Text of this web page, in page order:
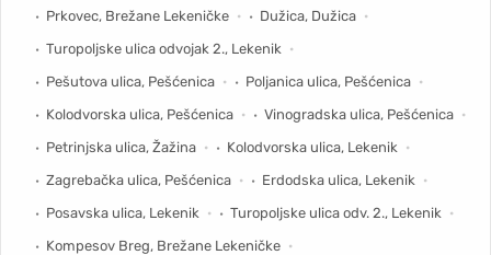
Prkovec, Brežane Lekeničke
Dužica, Dužica
Turopoljske ulica odvojak 2., Lekenik
Pešutova ulica, Pešćenica
Poljanica ulica, Pešćenica
Kolodvorska ulica, Pešćenica
Vinogradska ulica, Pešćenica
Petrinjska ulica, Žažina
Kolodvorska ulica, Lekenik
Zagrebačka ulica, Pešćenica
Erdodska ulica, Lekenik
Posavska ulica, Lekenik
Turopoljske ulica odv. 2., Lekenik
Kompesov Breg, Brežane Lekeničke